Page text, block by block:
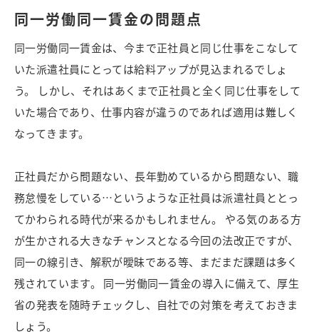
同一労働同一賃金の問題点
同一労働同一賃金は、今まで正社員と同じ仕事をこなして
いた派遣社員にとっては給料アップが見込まれるでしょ
う。 しかし、それはあくまで正社員と全く同じ仕事をして
いた場合であり、仕事内容が違うのであれば適用は難しく
なってきます。
正社員だから問題ない、長年勤めているから問題ない、職
務怠慢をしている…というような正社員は派遣社員ととっ
てかわられる時代が来るかもしれません。 やる気のある方
が生かされる大きなチャンスとなる今回の法改正ですが、
同一の線引き、解釈が曖昧である等、まだまだ課題は多く
残されています。 同一労働同一賃金の導入に備えて、厚生
省の発表を随時チェックし、自社での対策を考えておきま
しょう。